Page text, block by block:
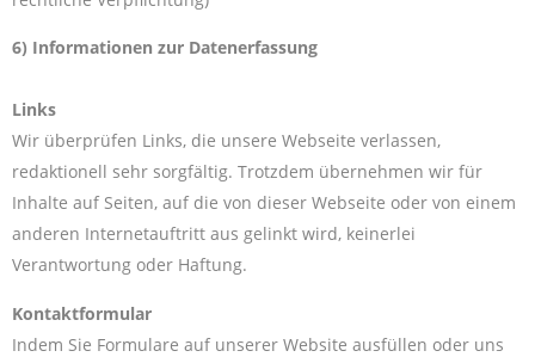
6) Informationen zur Datenerfassung
Links
Wir überprüfen Links, die unsere Webseite verlassen,
redaktionell sehr sorgfältig. Trotzdem übernehmen wir für
Inhalte auf Seiten, auf die von dieser Webseite oder von einem
anderen Internetauftritt aus gelinkt wird, keinerlei
Verantwortung oder Haftung.
Kontaktformular
Indem Sie Formulare auf unserer Website ausfüllen oder uns